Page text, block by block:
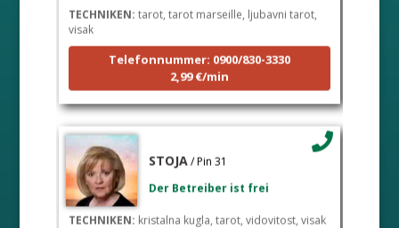
TECHNIKEN: tarot, tarot marseille, ljubavni tarot,
visak
Telefonnummer: 0900/830-3330
2,99 €/min
STOJA / Pin 31
Der Betreiber ist frei
TECHNIKEN: kristalna kugla, tarot, vidovitost, visak